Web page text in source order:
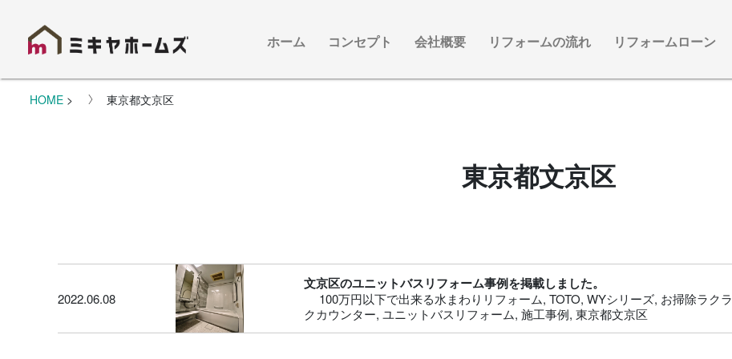
ホーム コンセプト 会社概要 リフォームの流れ リフォームローン
HOME > 東京都文京区
東京都文京区
2022.06.08
文京区のユニットバスリフォーム事例を掲載しました。
100万円以下で出来る水まわりリフォーム, TOTO, WYシリーズ, お掃除ラクラ
クカウンター, ユニットバスリフォーム, 施工事例, 東京都文京区